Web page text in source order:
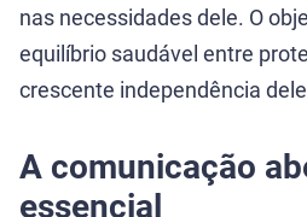
nas necessidades dele. O
equilíbrio saudável entre
crescente independência
A comunicação
essencial